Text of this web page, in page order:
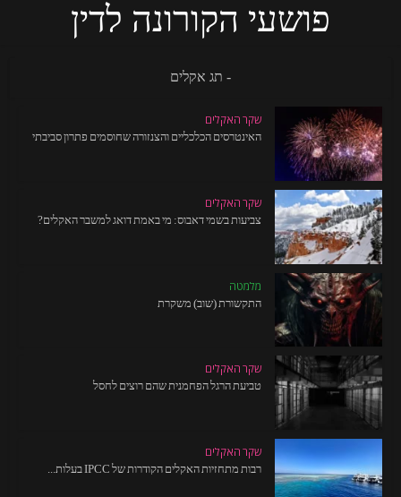
פושעי הקורונה לדין
- תג אקלים
שקר האקלים
האינטרסים הכלכליים והצנזורה שחוסמים פתרון סביבתי
שקר האקלים
צביעות בשמי דאבוס: מי באמת דואג למשבר האקלים?
מלמטה
התקשורת (שוב) משקרת
שקר האקלים
טביעת הרגל הפחמנית שהם רוצים לחסל
שקר האקלים
רבות מתחזיות האקלים הקודרות של IPCC בעלות...